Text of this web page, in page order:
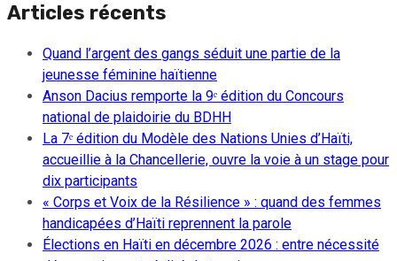
Articles récents
Quand l’argent des gangs séduit une partie de la
jeunesse féminine haïtienne
Anson Dacius remporte la 9ᵉ édition du Concours
national de plaidoirie du BDHH
La 7ᵉ édition du Modèle des Nations Unies d’Haïti,
accueillie à la Chancellerie, ouvre la voie à un stage pour
dix participants
« Corps et Voix de la Résilience » : quand des femmes
handicapées d’Haïti reprennent la parole
Élections en Haïti en décembre 2026 : entre nécessité